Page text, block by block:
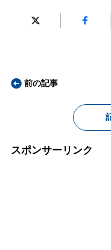
前の記事
スポンサーリンク